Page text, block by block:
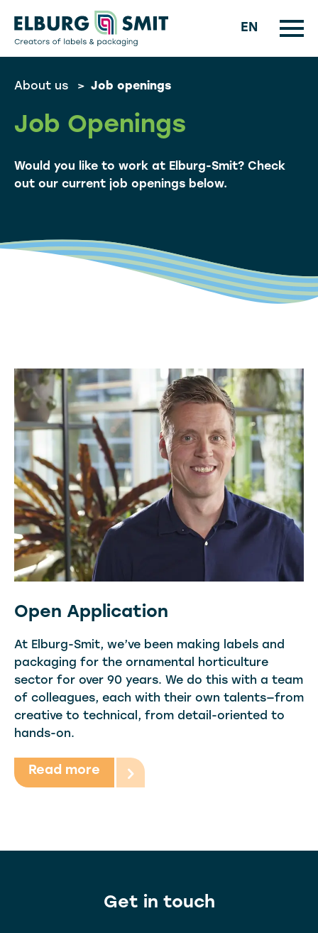
EN
About us > Job openings
Job Openings
Would you like to work at Elburg-Smit? Check
out our current job openings below.
Open Application
At Elburg-Smit, we’ve been making labels and
packaging for the ornamental horticulture
sector for over 90 years. We do this with a team
of colleagues, each with their own talents—from
creative to technical, from detail-oriented to
hands-on.
Read more
Get in touch